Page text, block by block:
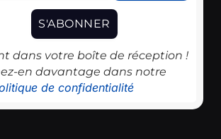
dans votre boîte de réception !
en davantage dans notre
de confidentialité